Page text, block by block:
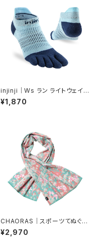
injinji｜Ws ラン ライトウェイト
ノーショー（ヘロン）
¥1,870
CHAORAS｜スポーツてぬぐい
（コマクサ）
¥2,970